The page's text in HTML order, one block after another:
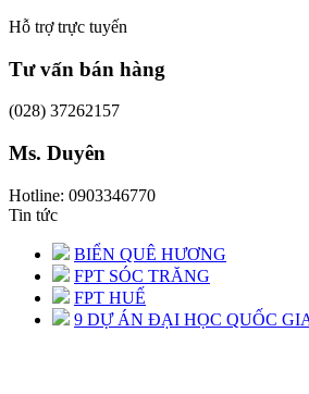
Hỗ trợ trực tuyến
Tư vấn bán hàng
(028) 37262157
Ms. Duyên
Hotline: 0903346770
Tin tức
BIỂN QUÊ HƯƠNG
FPT SÓC TRĂNG
FPT HUẾ
9 DỰ ÁN ĐẠI HỌC QUỐC